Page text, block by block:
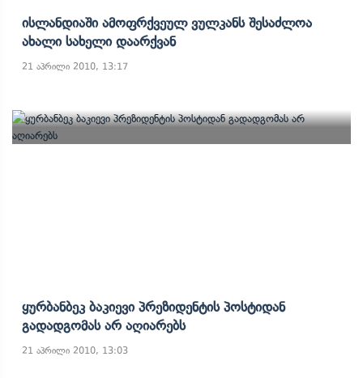
Ისლანდიაში Ამოფრქვეულ Ვულკანს Შესაძლოა
Ახალი Სახელი Დაარქვან
21 აპრილი 2010, 13:17
Ყურბანბეკ Ბაკიევი Პრეზიდენტის Პოსტიდან
Გადადგომას Არ Აღიარებს
21 აპრილი 2010, 13:03